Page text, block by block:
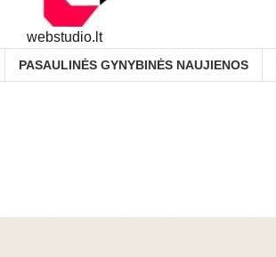
webstudio.lt
PASAULINĖS GYNYBINĖS NAUJIENOS